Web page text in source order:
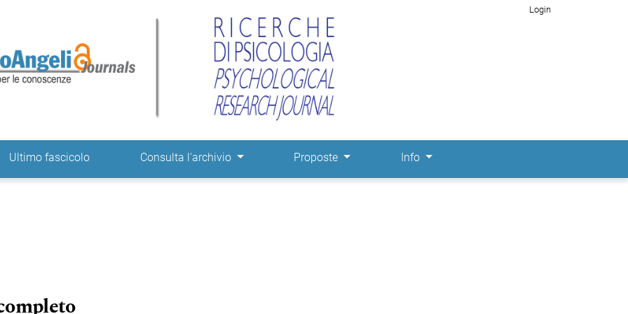
Login
Ultimo fascicolo Consulta l'archivio Proposte Info